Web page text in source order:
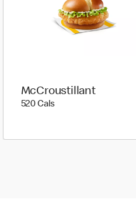
McCroustillant
520 Cals520 calories